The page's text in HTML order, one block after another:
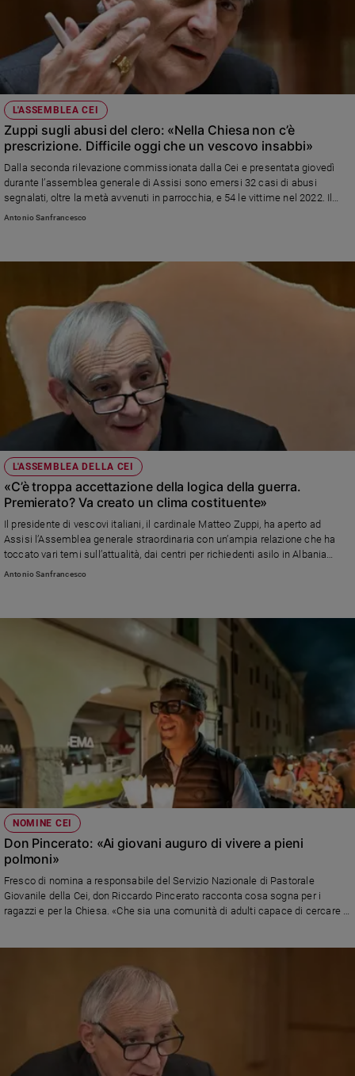
L'ASSEMBLEA CEI
Zuppi sugli abusi del clero: «Nella Chiesa non c’è
prescrizione. Difficile oggi che un vescovo insabbi»
Dalla seconda rilevazione commissionata dalla Cei e presentata giovedì
durante l’assemblea generale di Assisi sono emersi 32 casi di abusi
segnalati, oltre la metà avvenuti in parrocchia, e 54 le vittime nel 2022. Il
presidente della Cei: «Chiunque denuncia anche a distanza di anni viene
Antonio Sanfrancesco
L'ASSEMBLEA DELLA CEI
«C’è troppa accettazione della logica della guerra.
Premierato? Va creato un clima costituente»
Il presidente di vescovi italiani, il cardinale Matteo Zuppi, ha aperto ad
Assisi l’Assemblea generale straordinaria con un’ampia relazione che ha
toccato vari temi sull’attualità, dai centri per richiedenti asilo in Albania
(«Sui migranti serve un'azione dell'Europa corale, comune e condivisa dove
pace e l'esercizio dell'umanità: tenui ma reali, messi in discussione
dall'assenza di dialogo che può, invece, rafforzarli»
Antonio Sanfrancesco
NOMINE CEI
Don Pincerato: «Ai giovani auguro di vivere a pieni
polmoni»
Fresco di nomina a responsabile del Servizio Nazionale di Pastorale
Giovanile della Cei, don Riccardo Pincerato racconta cosa sogna per i
ragazzi e per la Chiesa. «Che sia una comunità di adulti capace di cercare il